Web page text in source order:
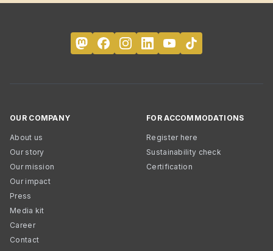
OUR COMPANY
About us
Our story
Our mission
Our impact
Press
Media kit
Career
Contact
FOR ACCOMMODATIONS
Register here
Sustainability check
Certification